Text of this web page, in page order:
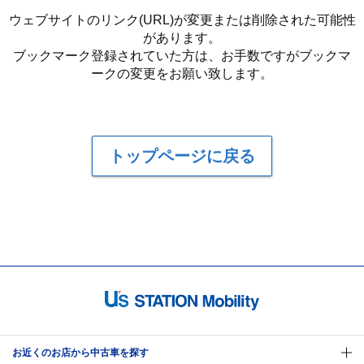
ウェブサイトのリンク(URL)が変更または削除された可能性
があります。
ブックマーク登録されていた方は、お手数ですがブックマ
ークの変更をお願い致します。
トップページに戻る
お近くのお店から中古車を探す